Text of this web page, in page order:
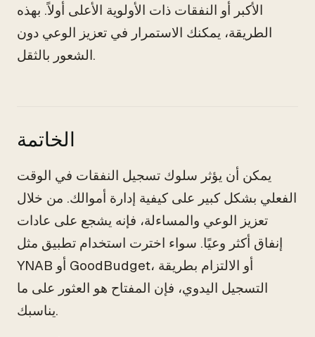
الأكبر أو النفقات ذات الأولوية الأعلى أولاً. بهذه
الطريقة، يمكنك الاستمرار في تعزيز الوعي دون
الشعور بالثقل.
الخاتمة
يمكن أن يؤثر سلوك تسجيل النفقات في الوقت
الفعلي بشكل كبير على كيفية إدارة أموالك. من خلال
تعزيز الوعي والمساءلة، فإنه يشجع على عادات
إنفاق أكثر وعيًا. سواء اخترت استخدام تطبيق مثل
YNAB أو GoodBudget، أو الالتزام بطريقة
التسجيل اليدوي، فإن المفتاح هو العثور على ما
يناسبك.